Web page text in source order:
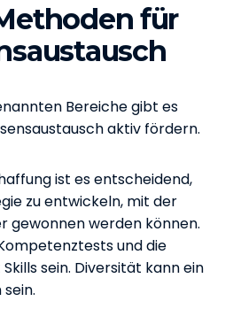
für
Bereiche gibt es
aktiv fördern.
ist es entscheidend,
zu entwickeln, mit der
werden können.
und die
sein. Diversität kann ein